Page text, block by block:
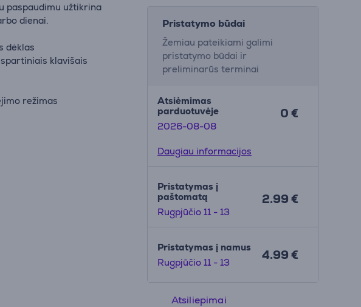
paspaudimu užtikrina
dienai.
dėklas
klavišais
režimas
Pristatymo būdai
Žemiau pateikiami galimi
pristatymo būdai ir
preliminarūs terminai
Atsiėmimas
parduotuvėje
2026-08-08
0 €
Daugiau informacijos
Pristatymas į
paštomatą
Rugpjūčio 11 - 13
2.99 €
Pristatymas į namus
Rugpjūčio 11 - 13
4.99 €
Atsiliepimai